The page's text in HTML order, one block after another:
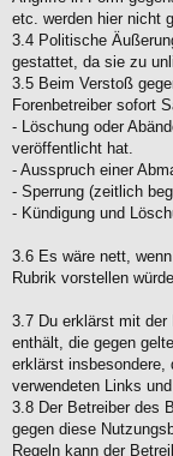
etc. werden hier nicht
3.4 Politische
gestattet, da sie zu
3.5 Beim Verstoß
Forenbetreiber sofort
- Löschung oder
veröffentlicht hat.
- Ausspruch einer
- Sperrung (zeitlich
- Kündigung und
3.6 Es wäre nett,
Rubrik vorstellen würde.
3.7 Du erklärst mit
enthält, die gegen
erklärst
verwendeten Links
3.8 Der Betreiber des
gegen diese
Regeln kann der